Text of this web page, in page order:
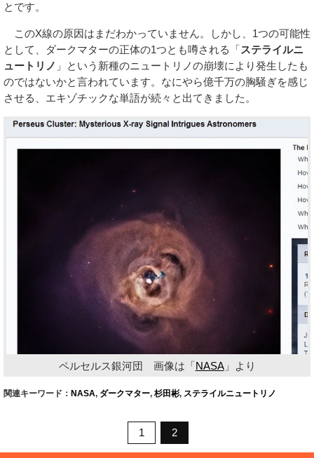
とです。
このX線の原因はまだわかっていません。しかし、1つの可能性
として、ダークマターの正体の1つとも噂される「ステライルニ
ュートリノ 」という新種のニュートリノの崩壊により発生したも
のではないかと言われています。なにやら億千万の胸騒ぎを感じ
させる、エキゾチックな単語が続々と出てきました。
ペルセルス銀河団 画像は「NASA」より
関連キーワード： NASA, ダークマター, 杉田彬, ステライルニュートリノ
1 2